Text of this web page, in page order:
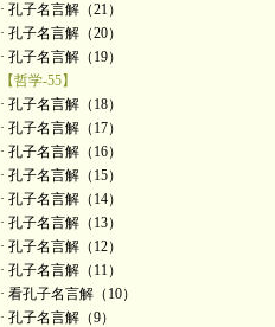
· 孔子名言解（21）
· 孔子名言解（20）
· 孔子名言解（19）
【哲学-55】
· 孔子名言解（18）
· 孔子名言解（17）
· 孔子名言解（16）
· 孔子名言解（15）
· 孔子名言解（14）
· 孔子名言解（13）
· 孔子名言解（12）
· 孔子名言解（11）
· 看孔子名言解（10）
· 孔子名言解（9）